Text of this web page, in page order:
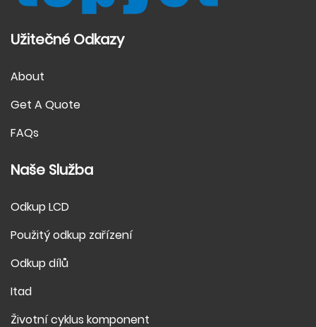
Užitečné Odkazy
About
Get A Quote
FAQs
Naše Služba
Odkup LCD
Použitý odkup zařízení
Odkup dílů
Itad
Životní cyklus komponent